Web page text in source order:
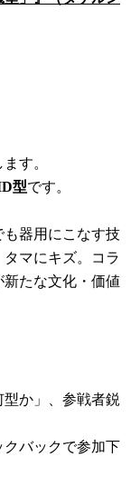
す。
型です。
器用にこなす技
マにキズ。コラ
たな文化・価値
型か」、参戦者鋭
バックで参加下